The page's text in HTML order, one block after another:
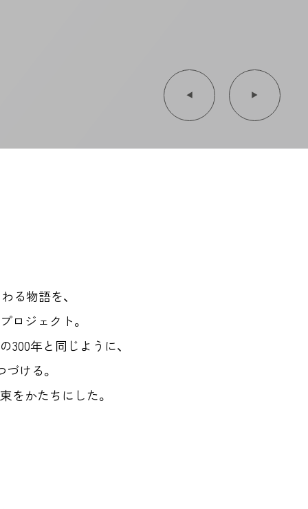
る物語を、
ロジェクト。
300年と同じように、
ける。
をかたちにした。